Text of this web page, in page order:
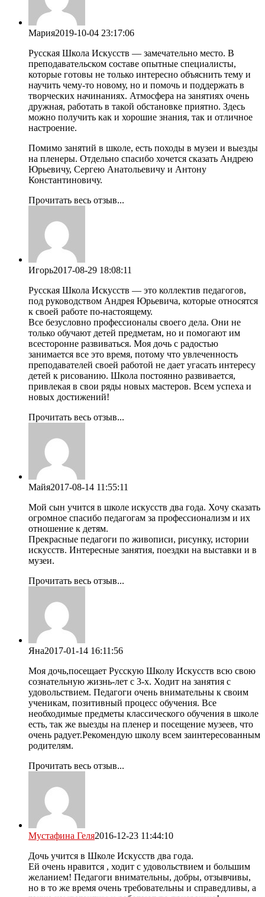
Мария2019-10-04 23:17:06
Русская Школа Искусств — замечательно место. В
преподавательском составе опытные специалисты,
которые готовы не только интересно объяснить тему и
научить чему-то новому, но и помочь и поддержать в
творческих начинаниях. Атмосфера на занятиях очень
дружная, работать в такой обстановке приятно. Здесь
можно получить как и хорошие знания, так и отличное
настроение.
Помимо занятий в школе, есть походы в музеи и выезды
на пленеры. Отдельно спасибо хочется сказать Андрею
Юрьевичу, Сергею Анатольевичу и Антону
Константиновичу.
Прочитать весь отзыв...
Игорь2017-08-29 18:08:11
Русская Школа Искусств — это коллектив педагогов,
под руководством Андрея Юрьевича, которые относятся
к своей работе по-настоящему.
Все безусловно профессионалы своего дела. Они не
только обучают детей предметам, но и помогают им
всесторонне развиваться. Моя дочь с радостью
занимается все это время, потому что увлеченность
преподавателей своей работой не дает угасать интересу
детей к рисованию. Школа постоянно развивается,
привлекая в свои ряды новых мастеров. Всем успеха и
новых достижений!
Прочитать весь отзыв...
Майя2017-08-14 11:55:11
Мой сын учится в школе искусств два года. Хочу сказать
огромное спасибо педагогам за профессионализм и их
отношение к детям.
Прекрасные педагоги по живописи, рисунку, истории
искусств. Интересные занятия, поездки на выставки и в
музеи.
Прочитать весь отзыв...
Яна2017-01-14 16:11:56
Моя дочь,посещает Русскую Школу Искусств всю свою
сознательную жизнь-лет с 3-х. Ходит на занятия с
удовольствием. Педагоги очень внимательны к своим
ученикам, позитивный процесс обучения. Все
необходимые предметы классического обучения в школе
есть, так же выезды на пленер и посещение музеев, что
очень радует.Рекомендую школу всем заинтересованным
родителям.
Прочитать весь отзыв...
Мустафина Геля2016-12-23 11:44:10
Дочь учится в Школе Искусств два года.
Ей очень нравится , ходит с удовольствием и большим
желанием! Педагоги внимательны, добры, отзывчивы,
но в то же время очень требовательны и справедливы, а